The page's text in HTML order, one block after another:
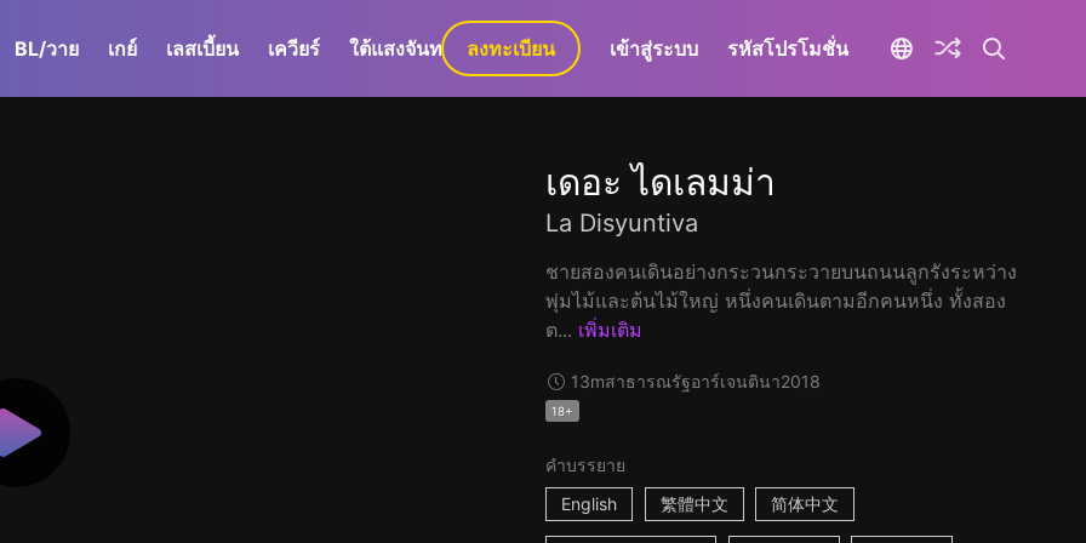
BL/วาย เกย์ เลสเบี้ยน เควียร์ ใต้แสงจันทร์ GaLa+
ลงทะเบียน เข้าสู่ระบบ รหัสโปรโมชั่น
เดอะ ไดเลมม่า
La Disyuntiva
ชายสองคนเดินอย่างกระวนกระวายบนถนนลูกรังระหว่าง
พุ่มไม้และต้นไม้ใหญ่ หนึ่งคนเดินตามอีกคนหนึ่ง ทั้งสอง
ต... เพิ่มเติม
13mสาธารณรัฐอาร์เจนตินา2018
18+
คำบรรยาย
English
繁體中文 简体中文